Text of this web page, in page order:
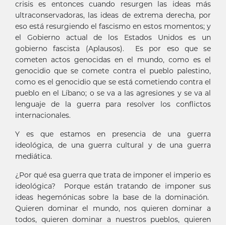
crisis es entonces cuando resurgen las ideas más
ultraconservadoras, las ideas de extrema derecha, por
eso está resurgiendo el fascismo en estos momentos; y
el Gobierno actual de los Estados Unidos es un
gobierno fascista (Aplausos). Es por eso que se
cometen actos genocidas en el mundo, como es el
genocidio que se comete contra el pueblo palestino,
como es el genocidio que se está cometiendo contra el
pueblo en el Líbano; o se va a las agresiones y se va al
lenguaje de la guerra para resolver los conflictos
internacionales.
Y es que estamos en presencia de una guerra
ideológica, de una guerra cultural y de una guerra
mediática.
¿Por qué esa guerra que trata de imponer el imperio es
ideológica? Porque están tratando de imponer sus
ideas hegemónicas sobre la base de la dominación.
Quieren dominar el mundo, nos quieren dominar a
todos, quieren dominar a nuestros pueblos, quieren